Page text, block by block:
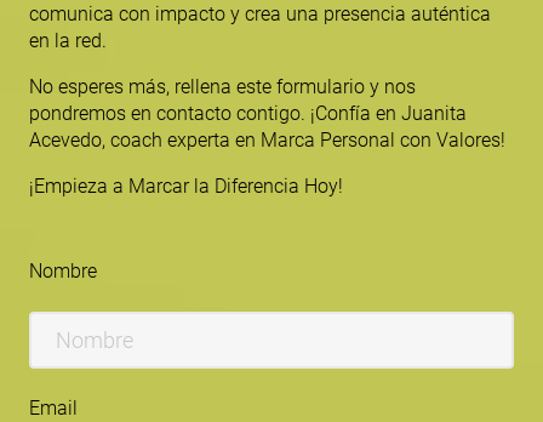
comunica con impacto y crea una presencia auténtica
en la red.
No esperes más, rellena este formulario y nos
pondremos en contacto contigo. ¡Confía en Juanita
Acevedo, coach experta en Marca Personal con Valores!
¡Empieza a Marcar la Diferencia Hoy!
Nombre
Email